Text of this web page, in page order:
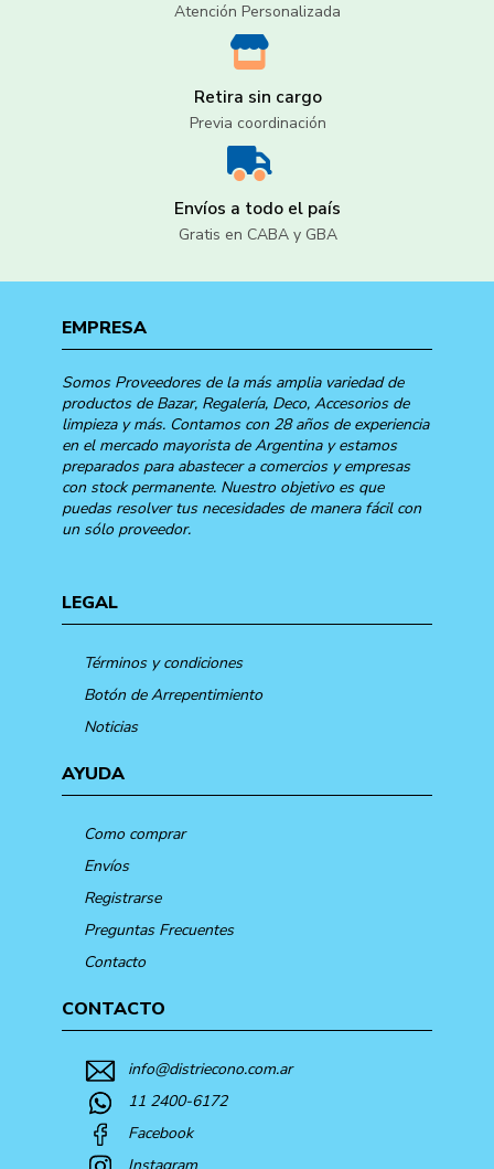
Atención Personalizada
Retira sin cargo
Previa coordinación
Envíos a todo el país
Gratis en CABA y GBA
EMPRESA
Somos Proveedores de la más amplia variedad de
productos de Bazar, Regalería, Deco, Accesorios de
limpieza y más. Contamos con 28 años de experiencia
en el mercado mayorista de Argentina y estamos
preparados para abastecer a comercios y empresas
con stock permanente. Nuestro objetivo es que
puedas resolver tus necesidades de manera fácil con
un sólo proveedor.
LEGAL
Términos y condiciones
Botón de Arrepentimiento
Noticias
AYUDA
Como comprar
Envíos
Registrarse
Preguntas Frecuentes
Contacto
CONTACTO
info@distriecono.com.ar
11 2400-6172
Facebook